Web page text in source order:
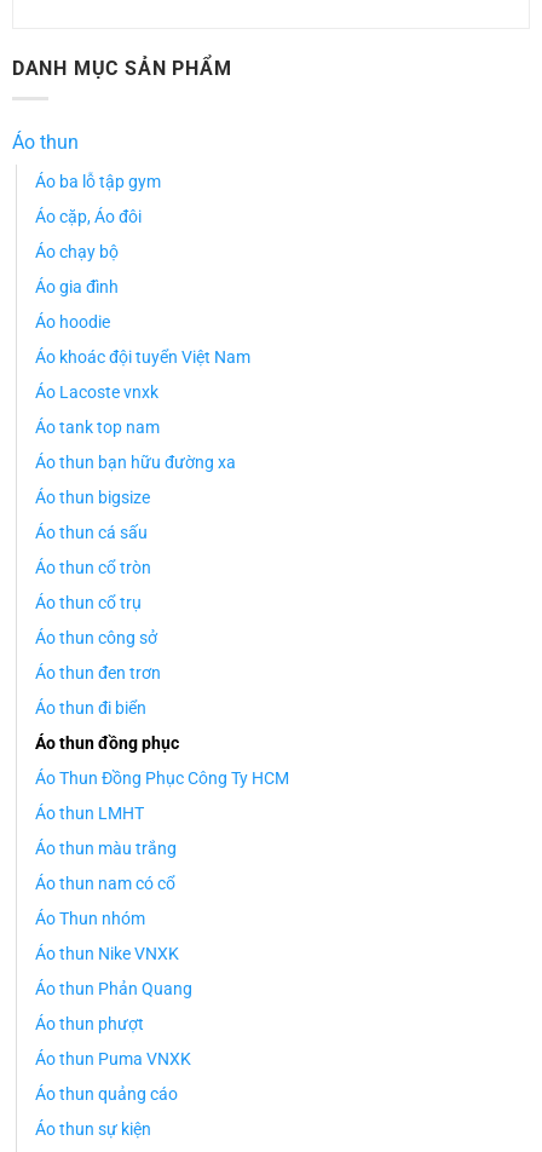
DANH MỤC SẢN PHẨM
Áo thun
Áo ba lỗ tập gym
Áo cặp, Áo đôi
Áo chạy bộ
Áo gia đình
Áo hoodie
Áo khoác đội tuyển Việt Nam
Áo Lacoste vnxk
Áo tank top nam
Áo thun bạn hữu đường xa
Áo thun bigsize
Áo thun cá sấu
Áo thun cổ tròn
Áo thun cổ trụ
Áo thun công sở
Áo thun đen trơn
Áo thun đi biển
Áo thun đồng phục
Áo Thun Đồng Phục Công Ty HCM
Áo thun LMHT
Áo thun màu trắng
Áo thun nam có cổ
Áo Thun nhóm
Áo thun Nike VNXK
Áo thun Phản Quang
Áo thun phượt
Áo thun Puma VNXK
Áo thun quảng cáo
Áo thun sự kiện